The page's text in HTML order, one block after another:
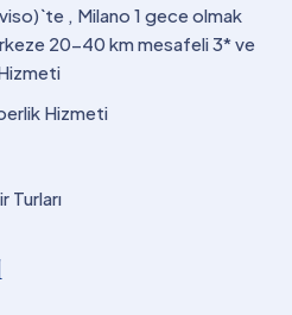
, Milano 1 gece olmak
20-40 km mesafeli 3* ve
Hizmeti
Turları